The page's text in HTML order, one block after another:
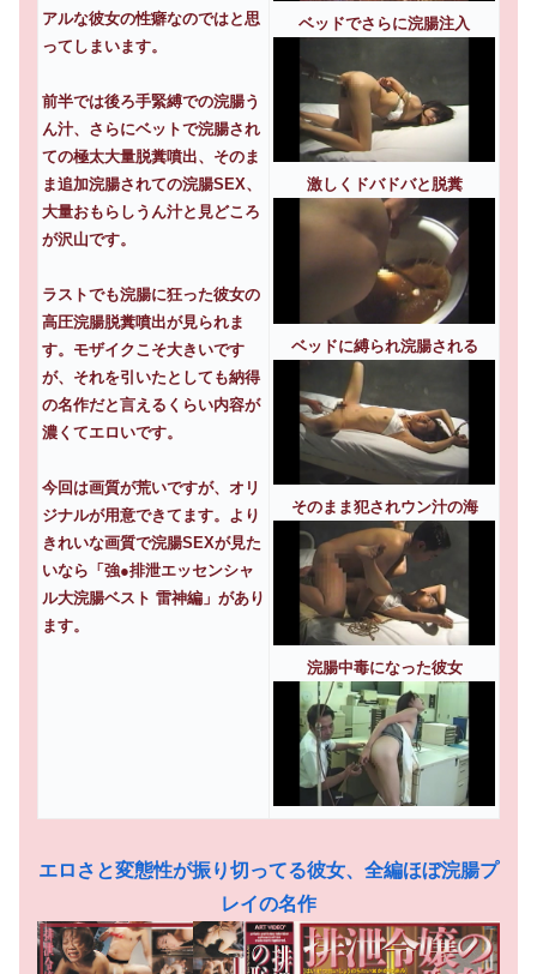
アルな彼女の性癖なのではと思
ってしまいます。
前半では後ろ手緊縛での浣腸う
ん汁、さらにベットで浣腸され
ての極太大量脱糞噴出、そのま
ま追加浣腸されての浣腸SEX、
大量おもらしうん汁と見どころ
が沢山です。
ラストでも浣腸に狂った彼女の
高圧浣腸脱糞噴出が見られま
す。モザイクこそ大きいです
が、それを引いたとしても納得
の名作だと言えるくらい内容が
濃くてエロいです。
今回は画質が荒いですが、オリ
ジナルが用意できてます。より
きれいな画質で浣腸SEXが見た
いなら「強●排泄エッセンシャ
ル大浣腸ベスト 雷神編」があり
ます。
ベッドでさらに浣腸注入
激しくドバドバと脱糞
ベッドに縛られ浣腸される
そのまま犯されウン汁の海
浣腸中毒になった彼女
エロさと変態性が振り切ってる彼女、全編ほぼ浣腸プ
レイの名作